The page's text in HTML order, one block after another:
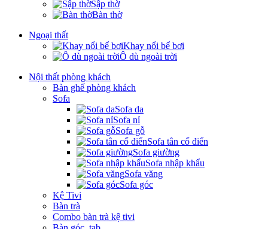
Sập thờ
Bàn thờ
Ngoại thất
Khay nổi bể bơi
Ô dù ngoài trời
Nội thất phòng khách
Bàn ghế phòng khách
Sofa
Sofa da
Sofa nỉ
Sofa gỗ
Sofa tân cổ điển
Sofa giường
Sofa nhập khẩu
Sofa văng
Sofa góc
Kệ Tivi
Bàn trà
Combo bàn trà kệ tivi